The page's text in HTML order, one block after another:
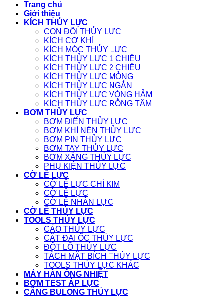
Trang chủ
Giới thiệu
KÍCH THỦY LỰC
CON ĐỘI THỦY LỰC
KÍCH CƠ KHÍ
KÍCH MÓC THỦY LỰC
KÍCH THỦY LỰC 1 CHIỀU
KÍCH THỦY LỰC 2 CHIỀU
KÍCH THỦY LỰC MỎNG
KÍCH THỦY LỰC NGẮN
KÍCH THỦY LỰC VÒNG HẢM
KÍCH THỦY LỰC RỖNG TÂM
BƠM THỦY LỰC
BƠM ĐIỆN THỦY LỰC
BƠM KHÍ NÉN THỦY LỰC
BƠM PIN THỦY LỰC
BƠM TAY THỦY LỰC
BƠM XĂNG THỦY LỰC
PHỤ KIỆN THỦY LỰC
CỜ LÊ LỰC
CỜ LÊ LỰC CHỈ KIM
CỜ LÊ LỰC
CỜ LÊ NHÂN LỰC
CỜ LÊ THỦY LỰC
TOOLS THỦY LỰC
CẢO THỦY LỰC
CẮT ĐAI ỐC THỦY LỰC
ĐỘT LỖ THỦY LỰC
TÁCH MẶT BÍCH THỦY LỰC
TOOLS THỦY LỰC KHÁC
MÁY HÀN ỐNG NHIỆT
BƠM TEST ÁP LỰC
CĂNG BULONG THỦY LỰC